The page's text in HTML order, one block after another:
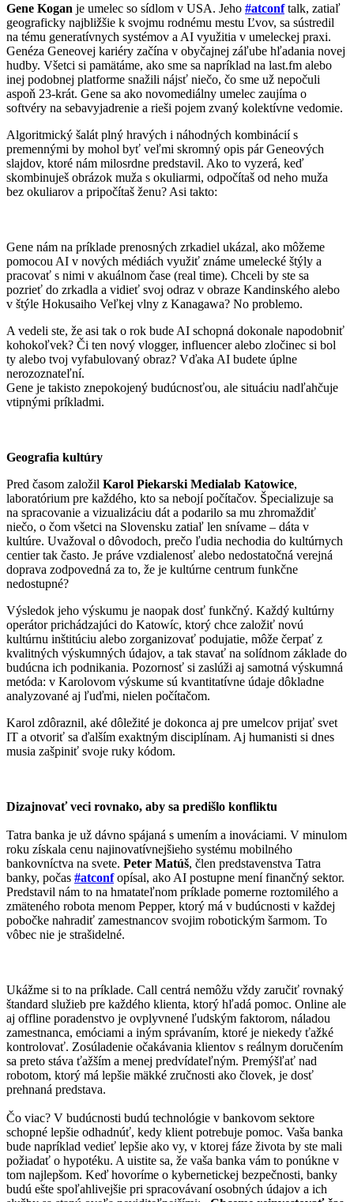
Gene Kogan je umelec so sídlom v USA. Jeho #atconftalk, zatiaľ
geograficky najbližšie k svojmu rodnému mestu Ľvov, sa sústredil
na tému generatívnych systémov a AI využitia v umeleckej praxi.
Genéza Geneovej kariéry začína v obyčajnej záľube hľadania novej
hudby. Všetci si pamätáme, ako sme sa napríklad na last.fm alebo
inej podobnej platforme snažili nájsť niečo, čo sme už nepočuli
aspoň 23-krát. Gene sa ako novomediálny umelec zaujíma o
softvéry na sebavyjadrenie a rieši pojem zvaný kolektívne vedomie.
Algoritmický šalát plný hravých i náhodných kombinácií s
premennými by mohol byť veľmi skromný opis pár Geneových
slajdov, ktoré nám milosrdne predstavil. Ako to vyzerá, keď
skombinuješ obrázok muža s okuliarmi, odpočítaš od neho muža
bez okuliarov a pripočítaš ženu? Asi takto:
Gene nám na príklade prenosných zrkadiel ukázal, ako môžeme
pomocou AI v nových médiách využiť známe umelecké štýly a
pracovať s nimi v akuálnom čase (real time). Chceli by ste sa
pozrieť do zrkadla a vidieť svoj odraz v obraze Kandinského alebo
v štýle Hokusaiho Veľkej vlny z Kanagawa? No problemo.
A vedeli ste, že asi tak o rok bude AI schopná dokonale napodobniť
kohokoľvek? Či ten nový vlogger, influencer alebo zločinec si bol
ty alebo tvoj vyfabulovaný obraz? Vďaka AI budete úplne
nerozoznateľní.
Gene je takisto znepokojený budúcnosťou, ale situáciu nadľahčuje
vtipnými príkladmi.
Geografia kultúry
Pred časom založil Karol Piekarski Medialab Katowice,
laboratórium pre každého, kto sa nebojí počítačov. Špecializuje sa
na spracovanie a vizualizáciu dát a podarilo sa mu zhromaždiť
niečo, o čom všetci na Slovensku zatiaľ len snívame – dáta v
kultúre. Uvažoval o dôvodoch, prečo ľudia nechodia do kultúrnych
centier tak často. Je práve vzdialenosť alebo nedostatočná verejná
doprava zodpovedná za to, že je kultúrne centrum funkčne
nedostupné?
Výsledok jeho výskumu je naopak dosť funkčný. Každý kultúrny
operátor prichádzajúci do Katowíc, ktorý chce založiť novú
kultúrnu inštitúciu alebo zorganizovať podujatie, môže čerpať z
kvalitných výskumných údajov, a tak stavať na solídnom základe do
budúcna ich podnikania. Pozornosť si zaslúži aj samotná výskumná
metóda: v Karolovom výskume sú kvantitatívne údaje dôkladne
analyzované aj ľuďmi, nielen počítačom.
Karol zdôraznil, aké dôležité je dokonca aj pre umelcov prijať svet
IT a otvoriť sa ďalším exaktným disciplínam. Aj humanisti si dnes
musia zašpiniť svoje ruky kódom.
Dizajnovať veci rovnako, aby sa predišlo konfliktu
Tatra banka je už dávno spájaná s umením a inováciami. V minulom
roku získala cenu najinovatívnejšieho systému mobilného
bankovníctva na svete. Peter Matúš, člen predstavenstva Tatra
banky, počas #atconf opísal, ako AI postupne mení finančný sektor.
Predstavil nám to na hmatateľnom príklade pomerne roztomilého a
zmäteného robota menom Pepper, ktorý má v budúcnosti v každej
pobočke nahradiť zamestnancov svojim robotickým šarmom. To
vôbec nie je strašidelné.
Ukážme si to na príklade. Call centrá nemôžu vždy zaručiť rovnaký
štandard služieb pre každého klienta, ktorý hľadá pomoc. Online ale
aj offline poradenstvo je ovplyvnené ľudským faktorom, náladou
zamestnanca, emóciami a iným správaním, ktoré je niekedy ťažké
kontrolovať. Zosúladenie očakávania klientov s reálnym doručením
sa preto stáva ťažším a menej predvídateľným. Premýšľať nad
robotom, ktorý má lepšie mäkké zručnosti ako človek, je dosť
prehnaná predstava.
Čo viac? V budúcnosti budú technológie v bankovom sektore
schopné lepšie odhadnúť, kedy klient potrebuje pomoc. Vaša banka
bude napríklad vedieť lepšie ako vy, v ktorej fáze života by ste mali
požiadať o hypotéku. A uistite sa, že vaša banka vám to ponúkne v
tom najlepšom. Keď hovoríme o kybernetickej bezpečnosti, banky
budú ešte spoľahlivejšie pri spracovávaní osobných údajov a ich